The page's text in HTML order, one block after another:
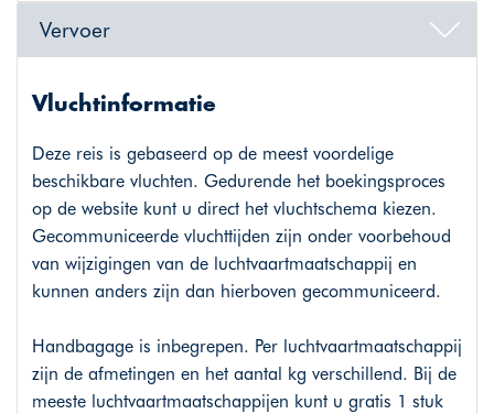
Vervoer
Vluchtinformatie
Deze reis is gebaseerd op de meest voordelige
beschikbare vluchten. Gedurende het boekingsproces
op de website kunt u direct het vluchtschema kiezen.
Gecommuniceerde vluchttijden zijn onder voorbehoud
van wijzigingen van de luchtvaartmaatschappij en
kunnen anders zijn dan hierboven gecommuniceerd.
Handbagage is inbegrepen. Per luchtvaartmaatschappij
zijn de afmetingen en het aantal kg verschillend. Bij de
meeste luchtvaartmaatschappijen kunt u gratis 1 stuk